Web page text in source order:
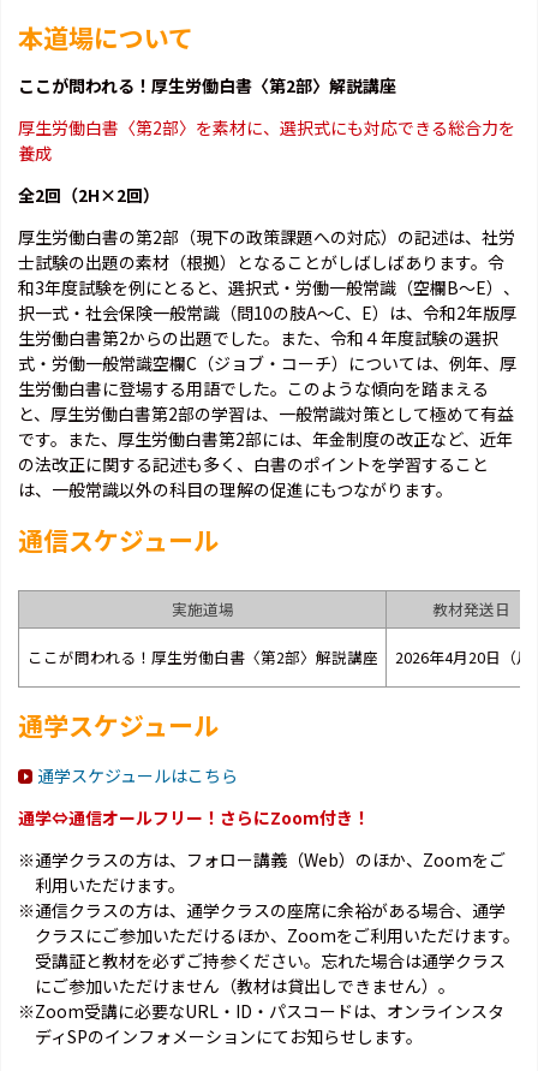
本道場について
ここが問われる！厚生労働白書〈第2部〉解説講座
厚生労働白書〈第2部〉を素材に、選択式にも対応できる総合力を
養成
全2回（2H×2回）
厚生労働白書の第2部（現下の政策課題への対応）の記述は、社労
士試験の出題の素材（根拠）となることがしばしばあります。令
和3年度試験を例にとると、選択式・労働一般常識（空欄B～E）、
択一式・社会保険一般常識（問10の肢A～C、E）は、令和2年版厚
生労働白書第2からの出題でした。また、令和４年度試験の選択
式・労働一般常識空欄C（ジョブ・コーチ）については、例年、厚
生労働白書に登場する用語でした。このような傾向を踏まえる
と、厚生労働白書第2部の学習は、一般常識対策として極めて有益
です。また、厚生労働白書第2部には、年金制度の改正など、近年
の法改正に関する記述も多く、白書のポイントを学習すること
は、一般常識以外の科目の理解の促進にもつながります。
通信スケジュール
実施道場 教材発送日
ここが問われる！厚生労働白書〈第2部〉解説講座 2026年4月20日（月
通学スケジュール
通学スケジュールはこちら
通学⇔通信オールフリー！さらにZoom付き！
※通学クラスの方は、フォロー講義（Web）のほか、Zoomをご
利用いただけます。
※通信クラスの方は、通学クラスの座席に余裕がある場合、通学
クラスにご参加いただけるほか、Zoomをご利用いただけます。
受講証と教材を必ずご持参ください。忘れた場合は通学クラス
にご参加いただけません（教材は貸出しできません）。
※Zoom受講に必要なURL・ID・パスコードは、オンラインスタ
ディSPのインフォメーションにてお知らせします。